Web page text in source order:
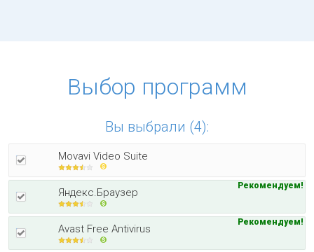
Выбор программ
Вы выбрали (4):
Movavi Video Suite
Яндекс.Браузер
Рекомендуем!
Avast Free Antivirus
Рекомендуем!